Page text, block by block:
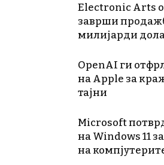
Electronic Arts
заврши
милијарди
OpenAI ги
на Apple за
тајни
Microsoft
на Windows 11
на